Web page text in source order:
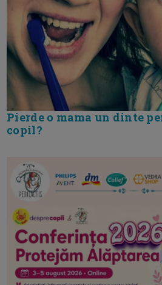
Pierde o mama un dinte
copil?